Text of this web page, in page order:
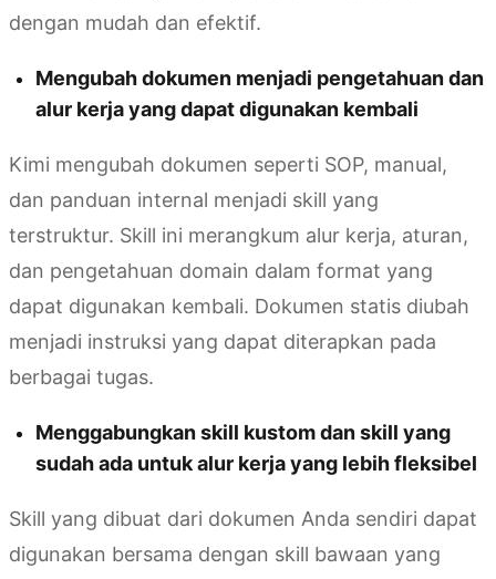
dengan mudah dan efektif.
Mengubah dokumen menjadi pengetahuan dan
alur kerja yang dapat digunakan kembali
Kimi mengubah dokumen seperti SOP, manual,
dan panduan internal menjadi skill yang
terstruktur. Skill ini merangkum alur kerja, aturan,
dan pengetahuan domain dalam format yang
dapat digunakan kembali. Dokumen statis diubah
menjadi instruksi yang dapat diterapkan pada
berbagai tugas.
Menggabungkan skill kustom dan skill yang
sudah ada untuk alur kerja yang lebih fleksibel
Skill yang dibuat dari dokumen Anda sendiri dapat
digunakan bersama dengan skill bawaan yang